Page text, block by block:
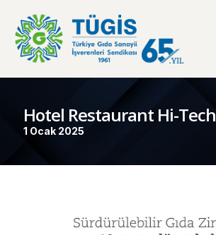
Hotel Restaurant Hi-Tech
1 Ocak 2025